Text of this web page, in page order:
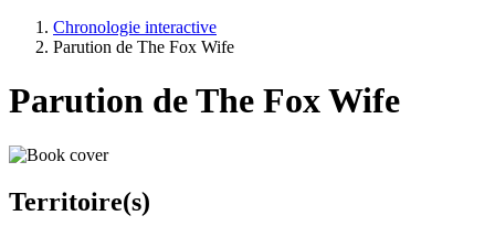
Chronologie interactive
Parution de The Fox Wife
Parution de The Fox Wife
Territoire(s)